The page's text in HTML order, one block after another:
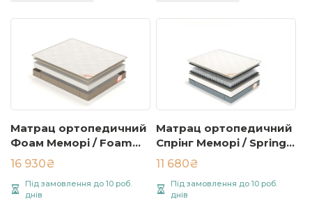
Матрац ортопедичний
Фоам Меморі / Foam
Memory 200х200 см
Білий
16 930₴
Під замовлення до 10 роб.
днів
Матрац ортопедичний
Спрінг Меморі / Spring
Memory 120х200 см
Білий
11 680₴
Під замовлення до 10 роб.
днів